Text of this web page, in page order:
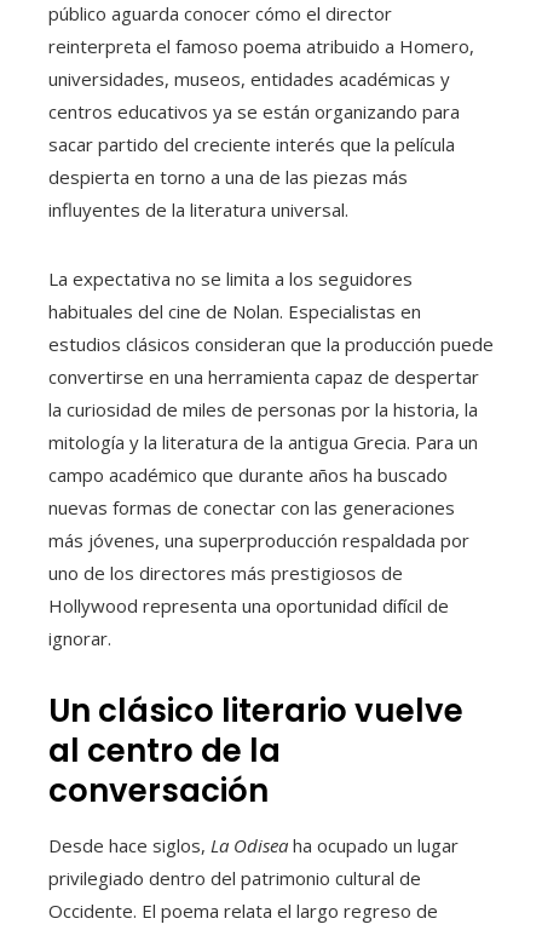
público aguarda conocer cómo el director
reinterpreta el famoso poema atribuido a Homero,
universidades, museos, entidades académicas y
centros educativos ya se están organizando para
sacar partido del creciente interés que la película
despierta en torno a una de las piezas más
influyentes de la literatura universal.
La expectativa no se limita a los seguidores
habituales del cine de Nolan. Especialistas en
estudios clásicos consideran que la producción puede
convertirse en una herramienta capaz de despertar
la curiosidad de miles de personas por la historia, la
mitología y la literatura de la antigua Grecia. Para un
campo académico que durante años ha buscado
nuevas formas de conectar con las generaciones
más jóvenes, una superproducción respaldada por
uno de los directores más prestigiosos de
Hollywood representa una oportunidad difícil de
ignorar.
Un clásico literario vuelve
al centro de la
conversación
Desde hace siglos, La Odisea ha ocupado un lugar
privilegiado dentro del patrimonio cultural de
Occidente. El poema relata el largo regreso de